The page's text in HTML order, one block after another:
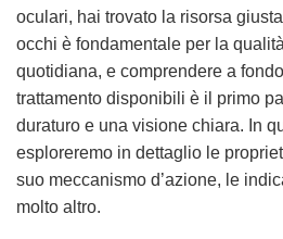
oculari, hai trovato la risorsa
occhi è fondamentale per la
quotidiana, e comprendere a
trattamento disponibili è il primo
duraturo e una visione chiara. In
esploreremo in dettaglio le
suo meccanismo d’azione, le
molto altro.